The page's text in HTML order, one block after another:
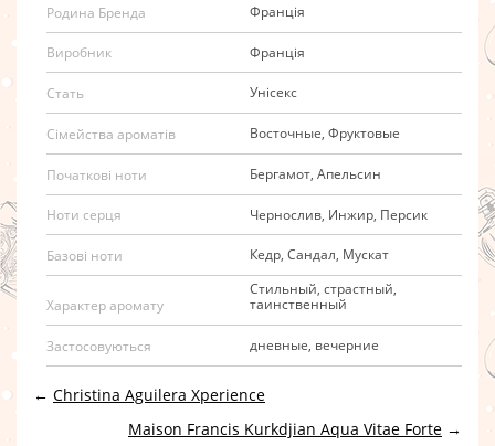
Родина Бренда Франція
Виробник Франція
Стать Унісекс
Сімейства ароматів Восточные, Фруктовые
Початкові ноти Бергамот, Апельсин
Ноти серця Чернослив, Инжир, Персик
Базові ноти Кедр, Сандал, Мускат
Характер аромату
Стильный, страстный,
таинственный
Застосовуються дневные, вечерние
← Christina Aguilera Xperience
Maison Francis Kurkdjian Aqua Vitae Forte →